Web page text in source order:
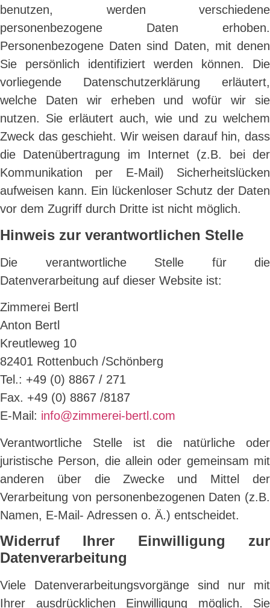
benutzen, werden verschiedene
personenbezogene Daten erhoben.
Personenbezogene Daten sind Daten, mit denen
Sie persönlich identifiziert werden können. Die
vorliegende Datenschutzerklärung erläutert,
welche Daten wir erheben und wofür wir sie
nutzen. Sie erläutert auch, wie und zu welchem
Zweck das geschieht. Wir weisen darauf hin, dass
die Datenübertragung im Internet (z.B. bei der
Kommunikation per E-Mail) Sicherheitslücken
aufweisen kann. Ein lückenloser Schutz der Daten
vor dem Zugriff durch Dritte ist nicht möglich.
Hinweis zur verantwortlichen Stelle
Die verantwortliche Stelle für die
Datenverarbeitung auf dieser Website ist:
Zimmerei Bertl
Anton Bertl
Kreutleweg 10
82401 Rottenbuch /Schönberg
Tel.: +49 (0) 8867 / 271
Fax. +49 (0) 8867 /8187
E-Mail: info@zimmerei-bertl.com
Verantwortliche Stelle ist die natürliche oder
juristische Person, die allein oder gemeinsam mit
anderen über die Zwecke und Mittel der
Verarbeitung von personenbezogenen Daten (z.B.
Namen, E-Mail- Adressen o. Ä.) entscheidet.
Widerruf Ihrer Einwilligung zur
Datenverarbeitung
Viele Datenverarbeitungsvorgänge sind nur mit
Ihrer ausdrücklichen Einwilligung möglich. Sie